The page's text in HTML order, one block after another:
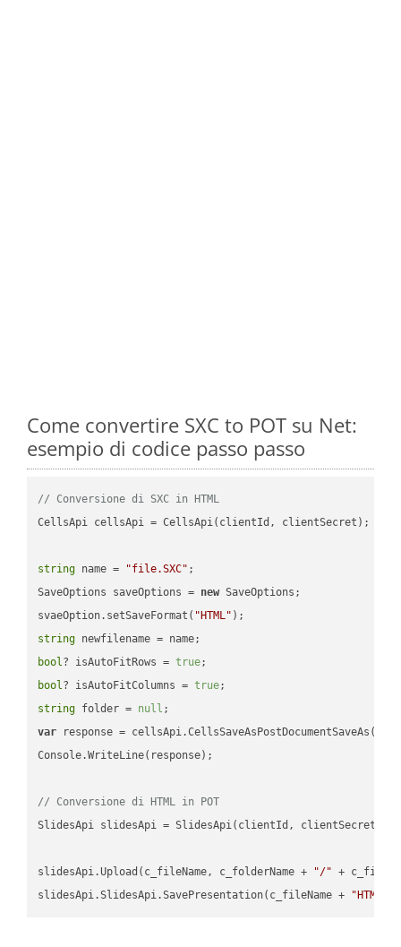
Come convertire SXC to POT su Net:
esempio di codice passo passo
// Conversione di SXC in HTML
CellsApi cellsApi = CellsApi(clientId, clientSecret);
string name = "file.SXC" ;
SaveOptions saveOptions = new SaveOptions;
svaeOption.setSaveFormat( "HTML"
string
bool? isAutoFitRows = true
bool? isAutoFitColumns = true
string folder = null
var response =
Console.WriteLine(response);
// Conversione di HTML in POT
SlidesApi slidesApi = SlidesApi(clientId, clientSecret);
slidesApi.Upload(c_fileName, c_folderName + "/" +
slidesApi.SlidesApi.SavePresentation(c_fileName +
"HTML"